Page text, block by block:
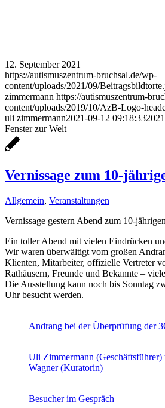
12. September 2021
https://autismuszentrum-bruchsal.de/wp-
content/uploads/2021/09/
zimmermann https://autismuszentrum-
content/uploads/2019/10/AzB-Logo-
uli zimmermann2021-09-12 09:18:33
Fenster zur Welt
Vernissage zum 10-
Allgemein, Veranstaltungen
Vernissage gestern Abend zum 10-
Ein toller Abend mit vielen Eindrücken
Wir waren überwältigt vom großen
Klienten, Mitarbeiter, offizielle Vertreter
Rathäusern, Freunde und Bekannte –
Die Ausstellung kann noch bis Sonntag
Uhr besucht werden.
Andrang bei der Überprüfung der
Uli Zimmermann (Geschäftsführer)
Wagner (Kuratorin)
Besucher im Gespräch